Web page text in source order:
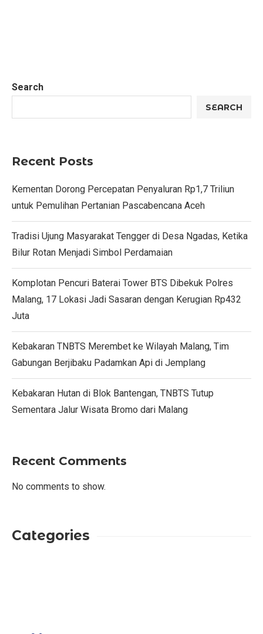
Search
SEARCH
Recent Posts
Kementan Dorong Percepatan Penyaluran Rp1,7 Triliun
untuk Pemulihan Pertanian Pascabencana Aceh
Tradisi Ujung Masyarakat Tengger di Desa Ngadas, Ketika
Bilur Rotan Menjadi Simbol Perdamaian
Komplotan Pencuri Baterai Tower BTS Dibekuk Polres
Malang, 17 Lokasi Jadi Sasaran dengan Kerugian Rp432
Juta
Kebakaran TNBTS Merembet ke Wilayah Malang, Tim
Gabungan Berjibaku Padamkan Api di Jemplang
Kebakaran Hutan di Blok Bantengan, TNBTS Tutup
Sementara Jalur Wisata Bromo dari Malang
Recent Comments
No comments to show.
Categories